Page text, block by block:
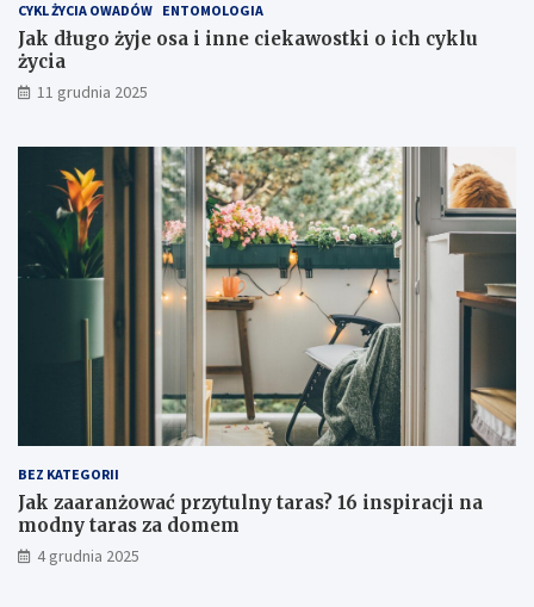
l
o
a
t
j
CYKL ŻYCIA OWADÓW ENTOMOLOGIA
Jak długo żyje osa i inne ciekawostki o ich cyklu
życia
11 grudnia 2025
BEZ KATEGORII
Jak zaaranżować przytulny taras? 16 inspiracji na
modny taras za domem
4 grudnia 2025